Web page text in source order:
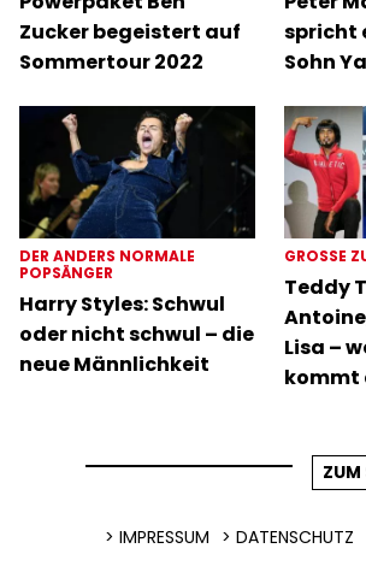
Zucker begeistert auf
Sommertour 2022
spricht
Sohn
DER ANDERS NORMALE
POPSÄNGER
Harry Styles: Schwul
oder nicht schwul – die
neue Männlichkeit
GROSSE
Teddy
Lisa –
kommt
ZUM
IMPRESSUM DATENSCHUTZ